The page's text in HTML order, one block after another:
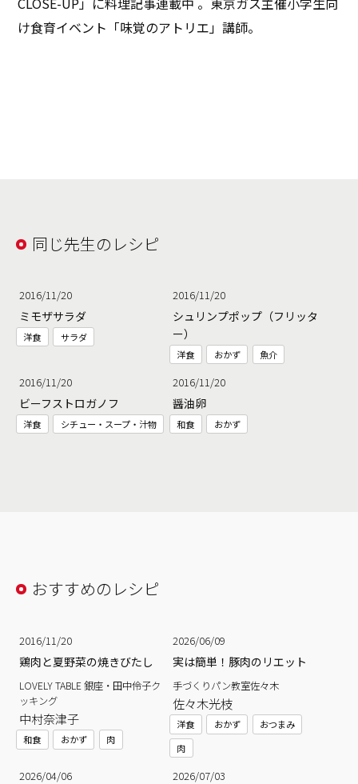
け食育イベント「味覚のアトリエ」講師。
同じ先生のレシピ
2016/11/20
ミモザサラダ
洋食 サラダ
2016/11/20
シュリンプポップ（フリッタ
ー）
洋食 おかず 魚介
2016/11/20
ビーフストロガノフ
洋食 シチュー・スープ・汁物
2016/11/20
醤油卵
和食 おかず
おすすめのレシピ
2016/11/20
鶏肉と夏野菜の焼きびたし
LOVELY TABLE 銀座・田中伶子ク
ッキング
中村奈津子
和食 おかず 肉
2026/06/09
実は簡単！豚肉のリエット
手づくりパン教室佐々木
佐々木光枝
洋食 おかず
おつまみ
肉
2026/04/06 2026/07/03